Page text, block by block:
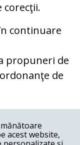
corecţii.
continuare
propuneri de
de
acest website,